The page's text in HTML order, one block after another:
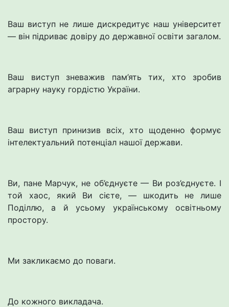
Ваш виступ не лише дискредитує наш університет
— він підриває довіру до державної освіти загалом.
Ваш виступ зневажив пам’ять тих, хто зробив
аграрну науку гордістю України.
Ваш виступ принизив всіх, хто щоденно формує
інтелектуальний потенціал нашої держави.
Ви, пане Марчук, не об’єднуєте — Ви роз’єднуєте. І
той хаос, який Ви сієте, — шкодить не лише
Поділлю, а й усьому українському освітньому
простору.
Ми закликаємо до поваги.
До кожного викладача.